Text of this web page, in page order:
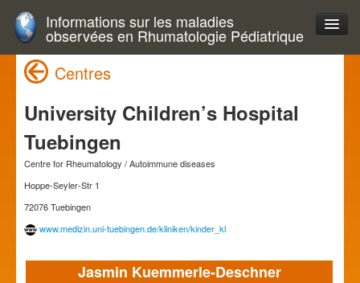
Informations sur les maladies
observées en Rhumatologie Pédiatrique
Centres
University Children’s Hospital
Tuebingen
Centre for Rheumatology / Autoimmune diseases
Hoppe-Seyler-Str 1
72076 Tuebingen
www.medizin.uni-tuebingen.de/kliniken/kinder_kl
Jasmin Kuemmerle-Deschner